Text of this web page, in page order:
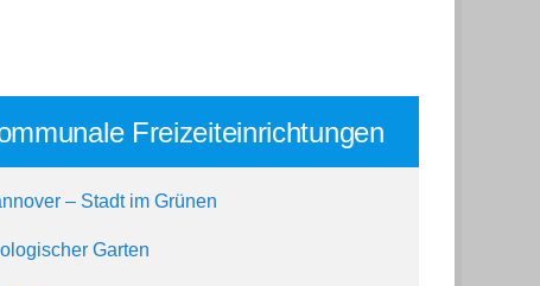
Freizeiteinrichtungen
– Stadt im Grünen
Garten